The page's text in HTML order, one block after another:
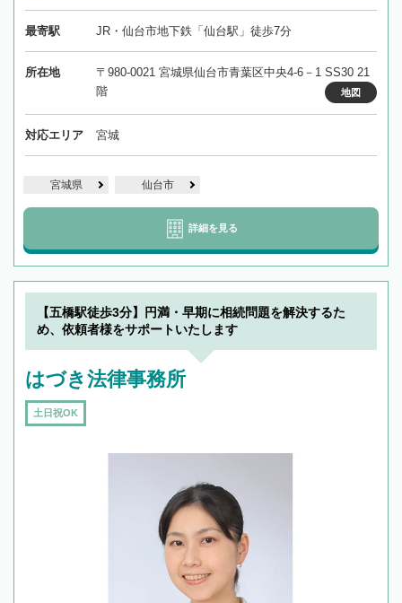
最寄駅 JR・仙台市地下鉄「仙台駅」徒歩7分
所在地
〒980-0021 宮城県仙台市青葉区中央4-6－1 SS30 21
階
地図
対応エリア 宮城
宮城県 仙台市
詳細を見る
【五橋駅徒歩3分】円満・早期に相続問題を解決するた
め、依頼者様をサポートいたします
はづき法律事務所
土日祝OK